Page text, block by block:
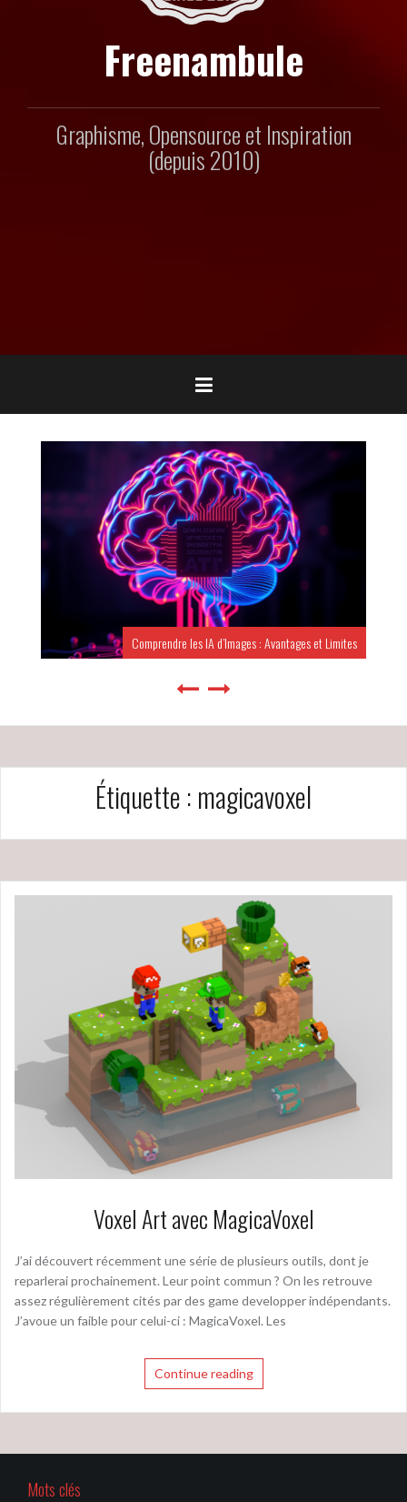
Freenambule
Graphisme, Opensource et Inspiration
(depuis 2010)
Comprendre les IA d’Images : Avantages et Limites
Étiquette : magicavoxel
Voxel Art avec MagicaVoxel
J’ai découvert récemment une série de plusieurs outils, dont je
reparlerai prochainement. Leur point commun ? On les retrouve
assez régulièrement cités par des game developper indépendants.
J’avoue un faible pour celui-ci : MagicaVoxel. Les
Continue reading
Mots clés